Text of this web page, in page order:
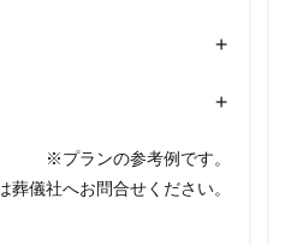
+
+
※プランの参考例です。
葬儀社へお問合せください。